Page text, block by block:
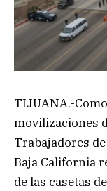
TIJUANA.-
movilizaciones
Trabajadores
Baja California
de las casetas